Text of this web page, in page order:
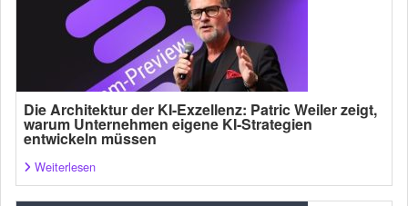
Die Architektur der KI-Exzellenz: Patric Weiler zeigt,
warum Unternehmen eigene KI-Strategien
entwickeln müssen
Weiterlesen